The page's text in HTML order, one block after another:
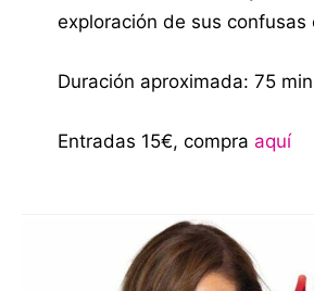
exploración de sus confusas
Duración aproximada: 75
Entradas 15€, compra aquí